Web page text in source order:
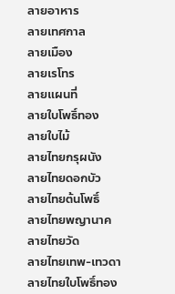
ลายอาหาร
ลายเทศกาล
ลายเมือง
ลายเรโทร
ลายแผนที่
ลายใบโพธิ์ทอง
ลายใบไม้
ลายไทยกรุผนัง
ลายไทยดอกบัว
ลายไทยต้นโพธิ์
ลายไทยพญานาค
ลายไทยวัด
ลายไทยเทพ-เทวดา
ลายไทยใบโพธิ์ทอง